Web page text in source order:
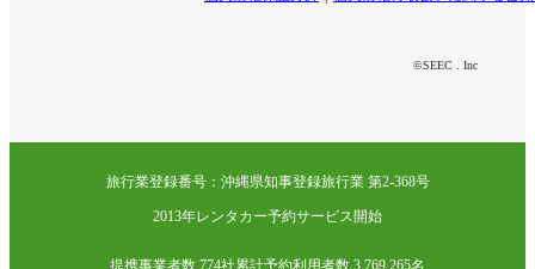
©SEEC . Inc
旅行業登録番号：沖縄県知事登録旅行業 第2-368号
2013年レンタカー予約サービス開始
提携事業者数 774社累計予約利用者数 3,769,265名